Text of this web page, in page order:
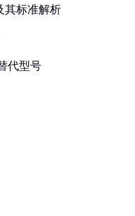
其标准解析
代型号